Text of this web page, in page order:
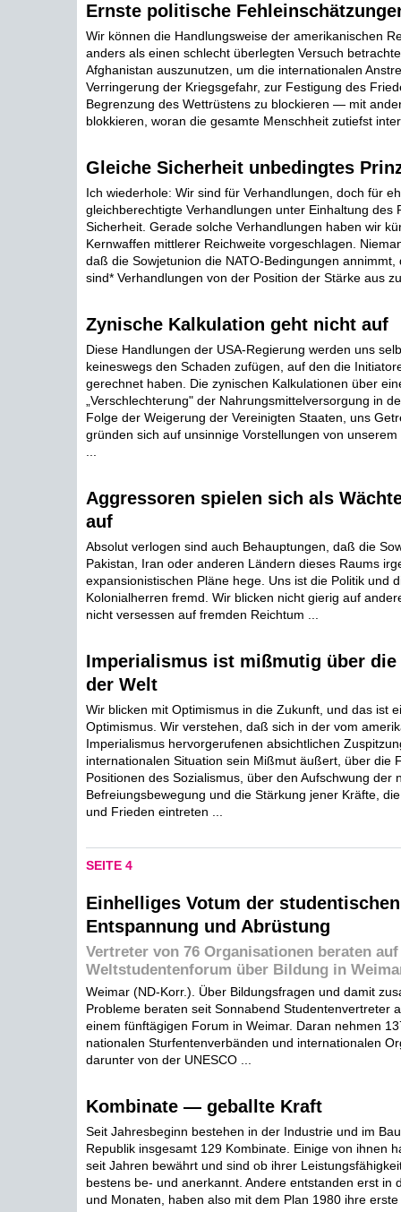
Ernste politische
Wir können die Handlungsweise der amerikanischen
anders als einen schlecht überlegten Versuch
Afghanistan auszunutzen, um die internationalen
Verringerung der Kriegsgefahr, zur Festigung des
Begrenzung des Wettrüstens zu blockieren — mit
blokkieren, woran die gesamte Menschheit zutiefst
Gleiche Sicherheit unbedingtes
Ich wiederhole: Wir sind für Verhandlungen, doch für
gleichberechtigte Verhandlungen unter Einhaltung des
Sicherheit. Gerade solche Verhandlungen haben wir
Kernwaffen mittlerer Reichweite vorgeschlagen.
daß die Sowjetunion die NATO-Bedingungen annimmt,
sind* Verhandlungen von der Position der Stärke aus
Zynische Kalkulation geht nicht auf
Diese Handlungen der USA-Regierung werden uns
keineswegs den Schaden zufügen, auf den die
gerechnet haben. Die zynischen Kalkulationen über
„Verschlechterung" der Nahrungsmittelversorgung in
Folge der Weigerung der Vereinigten Staaten, uns
gründen sich auf unsinnige Vorstellungen von
Aggressoren spielen sich als
auf
Absolut verlogen sind auch Behauptungen, daß die
Pakistan, Iran oder anderen Ländern dieses Raums
expansionistischen Pläne hege. Uns ist die Politik und
Kolonialherren fremd. Wir blicken nicht gierig auf
nicht versessen auf fremden Reichtum ...
Imperialismus ist mißmutig über
der Welt
Wir blicken mit Optimismus in die Zukunft, und das ist
Optimismus. Wir verstehen, daß sich in der vom
Imperialismus hervorgerufenen absichtlichen
internationalen Situation sein Mißmut äußert, über die
Positionen des Sozialismus, über den Aufschwung der
Befreiungsbewegung und die Stärkung jener Kräfte,
und Frieden eintreten ...
SEITE 4
Einhelliges Votum der
Entspannung und Abrüstung
Vertreter von 76 Organisationen beraten auf
Weltstudentenforum über Bildung in
Weimar (ND-Korr.). Über Bildungsfragen und damit
Probleme beraten seit Sonnabend Studentenvertreter
einem fünftägigen Forum in Weimar. Daran nehmen
nationalen Sturfentenverbänden und internationalen
darunter von der UNESCO ...
Kombinate — geballte Kraft
Seit Jahresbeginn bestehen in der Industrie und im
Republik insgesamt 129 Kombinate. Einige von ihnen
seit Jahren bewährt und sind ob ihrer
bestens be- und anerkannt. Andere entstanden erst in
und Monaten, haben also mit dem Plan 1980 ihre